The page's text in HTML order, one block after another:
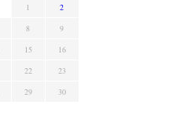
1
2
8
9
15
16
22
23
29
30